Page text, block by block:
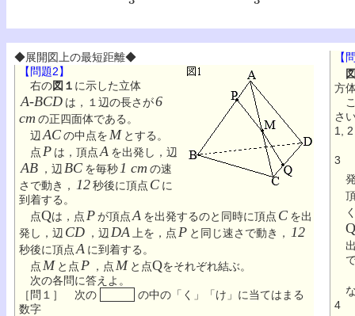
◆展開図上の最短距離◆
【問題2】
右の図１ に示した立体
A-BCD は，１辺の長さが6
cm の正四面体である。
辺 ACの中点をM とする。
点P は，頂点A を出発し，辺
AB ，辺 BC を毎秒1 cm の速
さで動き， 12秒後に頂点 C に
到着する。
点Qは，点Pが頂点A を出発するのと同時に頂点 C を出
発し，辺 CD ，辺 DA 上を，点P と同じ速さで動き， 12
秒後に頂点A に到着する。
点M と点P ，点M と点Qをそれぞれ結ぶ。
次の各問に答えよ。
［問１］ 次の
の中の「く」「け」に当てはまる
数字
【
方
こ
さ
1,
3
Q
4